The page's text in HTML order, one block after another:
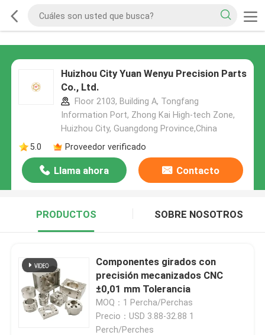
Huizhou City Yuan Wenyu Precision Parts
Co., Ltd.
Floor 2103, Building A, Tongfang
Information Port, Zhong Kai High-tech Zone,
Huizhou City, Guangdong Province,China
5.0
Proveedor verificado
Llama ahora Contacto
PRODUCTOS SOBRE NOSOTROS
Componentes girados con
precisión mecanizados CNC
±0,01 mm Tolerancia
MOQ：1 Percha/Perchas
Precio：USD 3.88-32.88 1
Perch/Perches